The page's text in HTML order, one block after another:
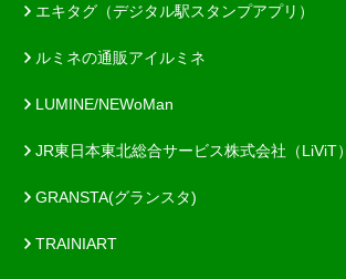
エキタグ（デジタル駅スタンプアプリ）
ルミネの通販アイルミネ
LUMINE/NEWoMan
JR東日本東北総合サービス株式会社（LiViT）
GRANSTA(グランスタ)
TRAINIART